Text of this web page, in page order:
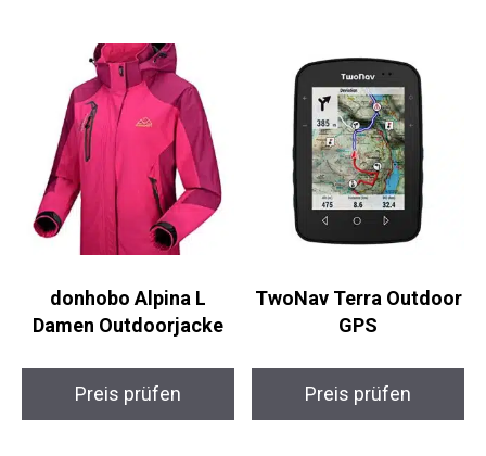
donhobo Alpina L
Damen Outdoorjacke
Preis prüfen
TwoNav Terra Outdoor
GPS
Preis prüfen